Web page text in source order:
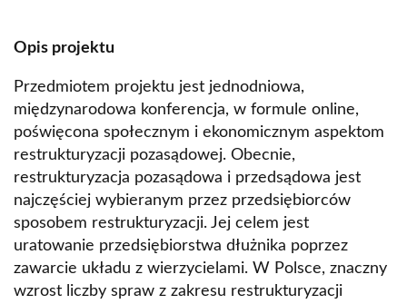
Opis projektu
Przedmiotem projektu jest jednodniowa,
międzynarodowa konferencja, w formule online,
poświęcona społecznym i ekonomicznym aspektom
restrukturyzacji pozasądowej. Obecnie,
restrukturyzacja pozasądowa i przedsądowa jest
najczęściej wybieranym przez przedsiębiorców
sposobem restrukturyzacji. Jej celem jest
uratowanie przedsiębiorstwa dłużnika poprzez
zawarcie układu z wierzycielami. W Polsce, znaczny
wzrost liczby spraw z zakresu restrukturyzacji
z dnia 09.04.2025
Zrównoważony rozwój w ochronie zdrowia-
nowe technologie, ochrona środowiska, prawo i
zarządzanie
Zrealizowane projekty
Analiza właściwości fizyko-chemicznych
proszków z soków i wytłoków wybranych
owoców otrzymanych różnymi sposobami
suszenia i ich wpływ na markery układu
immunologicznego w badaniach modelowych in
vivo